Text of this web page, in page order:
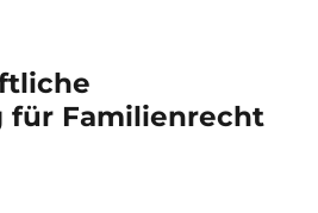
für Familienrecht